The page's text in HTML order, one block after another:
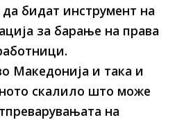
бидат инструмент на
за барање на права
Македонија и така и
скалило што може
на